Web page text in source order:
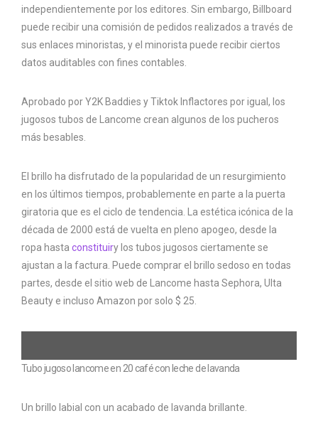
independientemente por los editores. Sin embargo, Billboard
puede recibir una comisión de pedidos realizados a través de
sus enlaces minoristas, y el minorista puede recibir ciertos
datos auditables con fines contables.
Aprobado por Y2K Baddies y Tiktok Inflactores por igual, los
jugosos tubos de Lancome crean algunos de los pucheros
más besables.
El brillo ha disfrutado de la popularidad de un resurgimiento
en los últimos tiempos, probablemente en parte a la puerta
giratoria que es el ciclo de tendencia. La estética icónica de la
década de 2000 está de vuelta en pleno apogeo, desde la
ropa hasta constituiry los tubos jugosos ciertamente se
ajustan a la factura. Puede comprar el brillo sedoso en todas
partes, desde el sitio web de Lancome hasta Sephora, Ulta
Beauty e incluso Amazon por solo $ 25.
Tubo jugoso lancome en 20 café con leche de lavanda
Un brillo labial con un acabado de lavanda brillante.